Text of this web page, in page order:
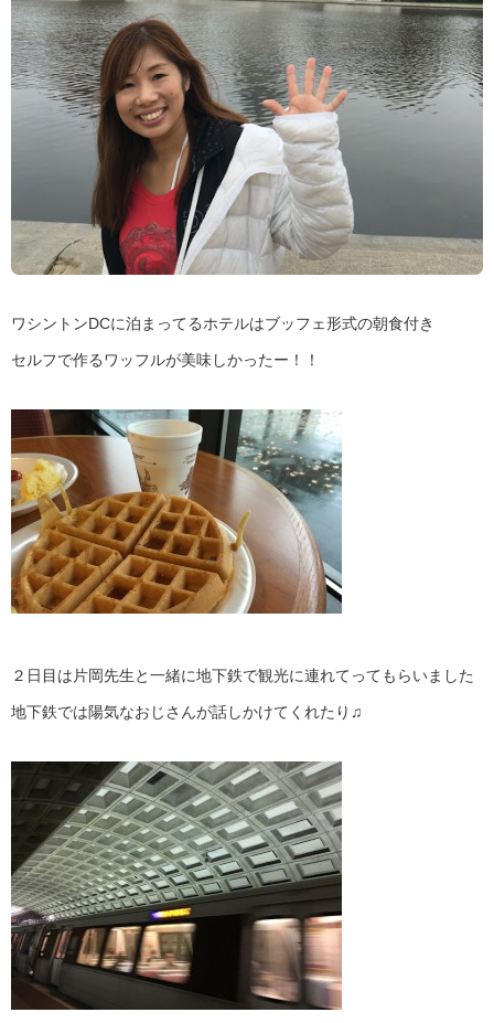
ワシントンDCに泊まってるホテルはブッフェ形式の朝食付き
セルフで作るワッフルが美味しかったー！！
２日目は片岡先生と一緒に地下鉄で観光に連れてってもらいました
地下鉄では陽気なおじさんが話しかけてくれたり♫